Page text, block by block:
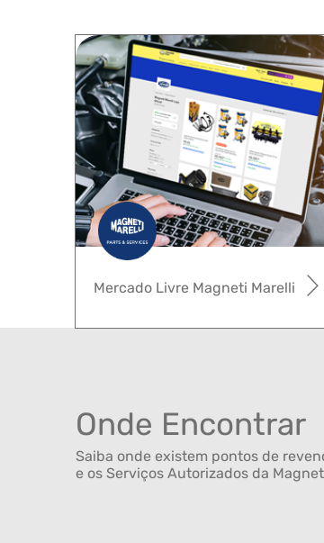
Mercado Livre Magneti Marelli
Onde Encontrar
Saiba onde existem pontos de
e os Serviços Autorizados da